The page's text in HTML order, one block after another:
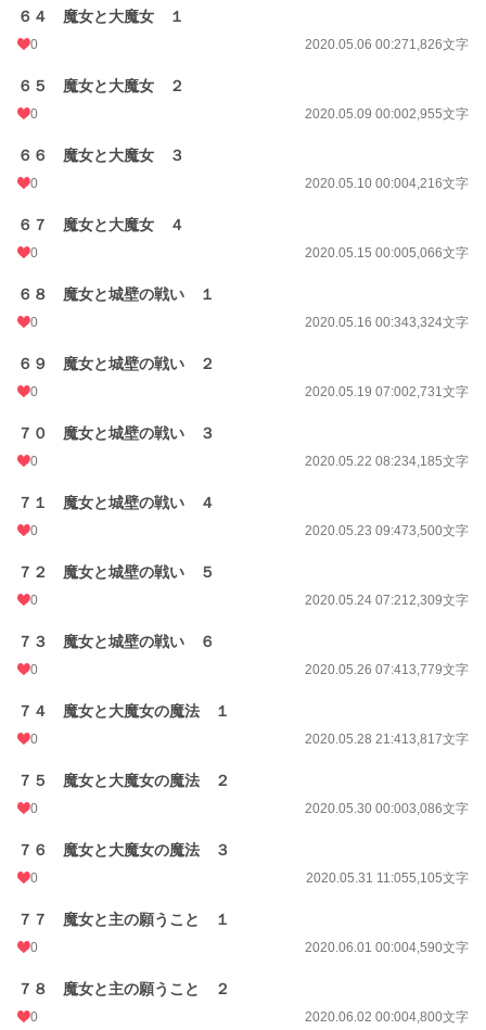
６４ 魔女と大魔女 １
0 2020.05.06 00:271,826文字
６５ 魔女と大魔女 ２
0 2020.05.09 00:002,955文字
６６ 魔女と大魔女 ３
0 2020.05.10 00:004,216文字
６７ 魔女と大魔女 ４
0 2020.05.15 00:005,066文字
６８ 魔女と城壁の戦い １
0 2020.05.16 00:343,324文字
６９ 魔女と城壁の戦い ２
0 2020.05.19 07:002,731文字
７０ 魔女と城壁の戦い ３
0 2020.05.22 08:234,185文字
７１ 魔女と城壁の戦い ４
0 2020.05.23 09:473,500文字
７２ 魔女と城壁の戦い ５
0 2020.05.24 07:212,309文字
７３ 魔女と城壁の戦い ６
0 2020.05.26 07:413,779文字
７４ 魔女と大魔女の魔法 １
0 2020.05.28 21:413,817文字
７５ 魔女と大魔女の魔法 ２
0 2020.05.30 00:003,086文字
７６ 魔女と大魔女の魔法 ３
0 2020.05.31 11:055,105文字
７７ 魔女と主の願うこと １
0 2020.06.01 00:004,590文字
７８ 魔女と主の願うこと ２
0 2020.06.02 00:004,800文字